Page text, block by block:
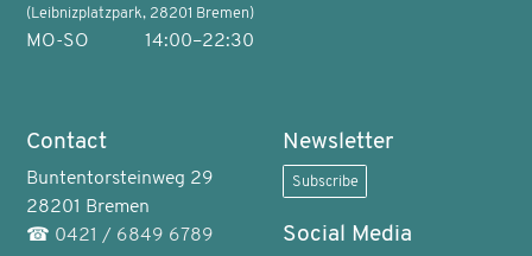
(Leibnizplatzpark, 28201 Bremen)
MO-SO 14:00–22:30
Contact
Buntentorsteinweg 29
28201 Bremen
☎ 0421 / 6849 6789
Newsletter
Subscribe
Social Media